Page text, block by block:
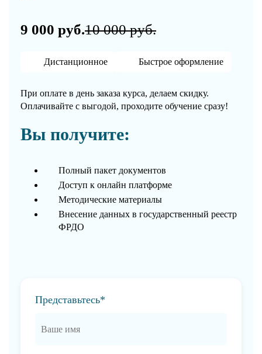
9 000 руб.10 000 руб.
Дистанционное Быстрое оформление
При оплате в день заказа курса, делаем скидку.
Оплачивайте с выгодой, проходите обучение сразу!
Вы получите:
Полный пакет документов
Доступ к онлайн платформе
Методические материалы
Внесение данных в государственный реестр
ФРДО
Представьтесь*